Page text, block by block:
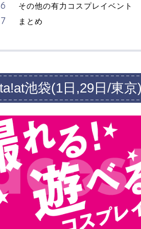
その他の有力コスプレイベント
まとめ
池袋(1日,29日/東京